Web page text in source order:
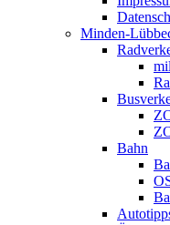
Minden-
Bahn